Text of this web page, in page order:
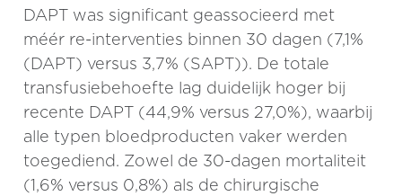
DAPT was significant geassocieerd met
méér re-interventies binnen 30 dagen (7,1%
(DAPT) versus 3,7% (SAPT)). De totale
transfusiebehoefte lag duidelijk hoger bij
recente DAPT (44,9% versus 27,0%), waarbij
alle typen bloedproducten vaker werden
toegediend. Zowel de 30-dagen mortaliteit
(1,6% versus 0,8%) als de chirurgische